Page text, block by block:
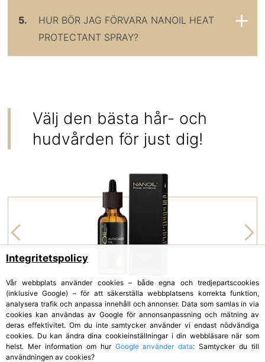
5.
HUR BÖR JAG FÖRVARA NANOIL HEAT
PROTECTANT SPRAY?
Välj den bästa hår- och
hudvården för just dig!
AVOKADOOLJA
Avocado Oil
Integritetspolicy
Vår webbplats använder cookies – både egna och tredjepartscookies
(inklusive Google) – för att säkerställa webbplatsens korrekta funktion,
analysera trafik och anpassa innehåll och annonser. Data som samlas in via
cookies kan användas av Google för annonsanpassning och mätning av
deras effektivitet. Om du inte samtycker använder vi endast nödvändiga
cookies. Du kan ändra dina cookieinställningar i din webbläsare när som
helst. Mer information om hur Google använder data: Samtycker du till
användningen av cookies?